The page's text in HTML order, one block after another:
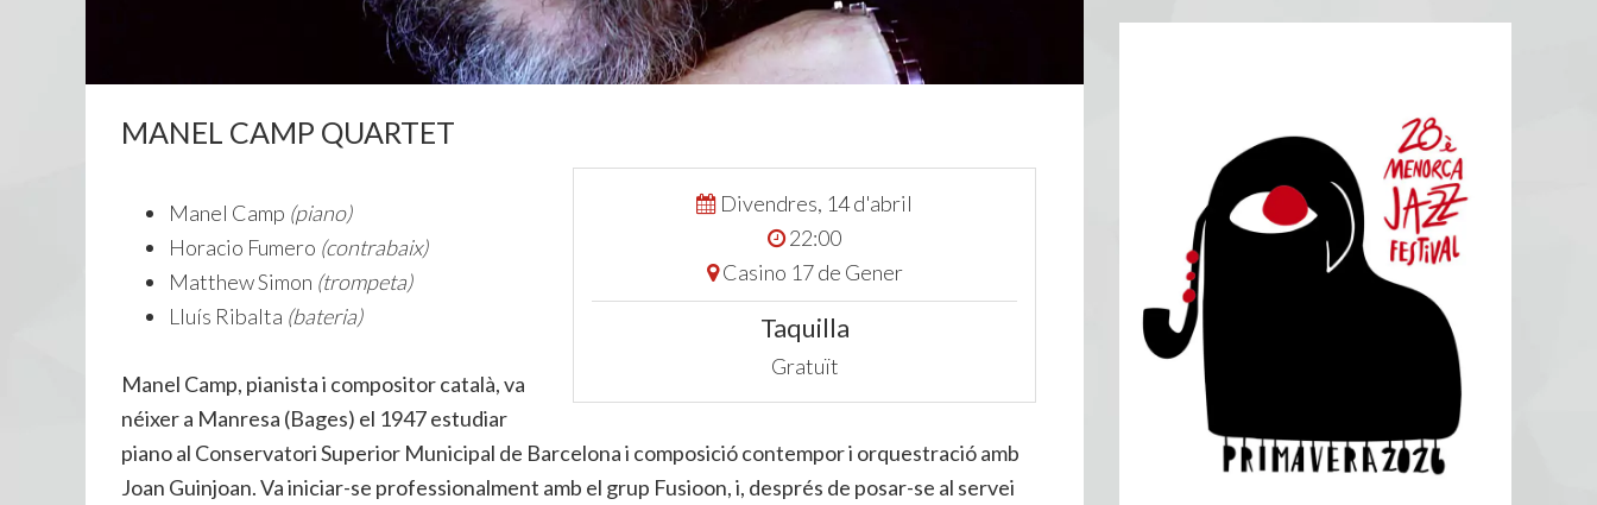
MANEL CAMP QUARTET
Divendres, 14 d'abril
22:00
Casino 17 de Gener
Taquilla
Gratuït
Manel Camp (piano)
Horacio Fumero (contrabaix)
Matthew Simon (trompeta)
Lluís Ribalta (bateria)
Manel Camp, pianista i compositor català, va
néixer a Manresa (Bages) el 1947 estudiar
piano al Conservatori Superior Municipal de Barcelona i composició contempor i orquestració amb
Joan Guinjoan. Va iniciar-se professionalment amb el grup Fusioon, i, després de posar-se al servei